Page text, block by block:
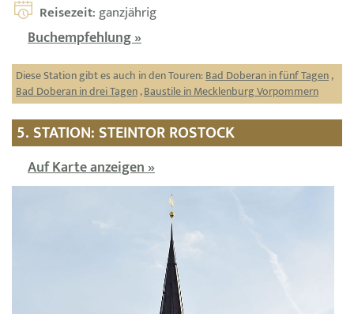
Reisezeit: ganzjährig
Buchempfehlung »
Diese Station gibt es auch in den Touren:Bad Doberan in fünf Tagen,
Bad Doberan in drei Tagen,Baustile in Mecklenburg Vorpommern
5. STATION: STEINTOR ROSTOCK
Auf Karte anzeigen »